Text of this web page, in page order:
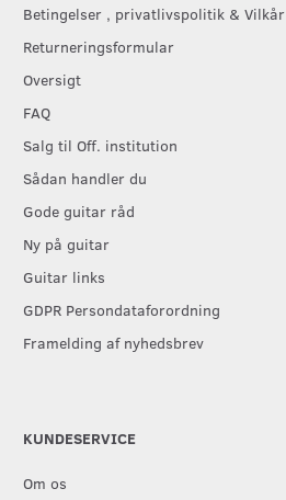
Betingelser , privatlivspolitik & Vilkår
Returneringsformular
Oversigt
FAQ
Salg til Off. institution
Sådan handler du
Gode guitar råd
Ny på guitar
Guitar links
GDPR Persondataforordning
Framelding af nyhedsbrev
KUNDESERVICE
Om os